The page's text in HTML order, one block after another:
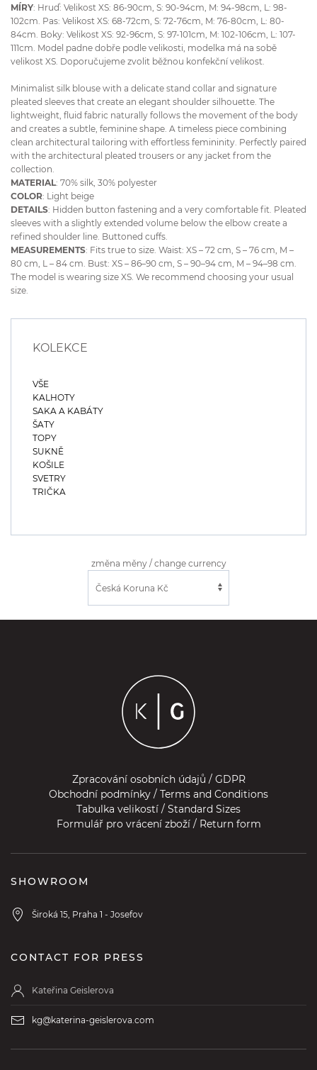
MÍRY: Hruď: Velikost XS: 86-90cm, S: 90-94cm, M: 94-98cm, L: 98-
102cm. Pas: Velikost XS: 68-72cm, S: 72-76cm, M: 76-80cm, L: 80-
84cm. Boky: Velikost XS: 92-96cm, S: 97-101cm, M: 102-106cm, L: 107-
111cm. Model padne dobře podle velikosti, modelka má na sobě
velikost XS. Doporučujeme zvolit běžnou konfekční velikost.
Minimalist silk blouse with a delicate stand collar and signature
pleated sleeves that create an elegant shoulder silhouette. The
lightweight, fluid fabric naturally follows the movement of the body
and creates a subtle, feminine shape. A timeless piece combining
clean architectural tailoring with effortless femininity. Perfectly paired
with the architectural pleated trousers or any jacket from the
collection.
MATERIAL: 70% silk, 30% polyester
COLOR: Light beige
DETAILS: Hidden button fastening and a very comfortable fit. Pleated
sleeves with a slightly extended volume below the elbow create a
refined shoulder line. Buttoned cuffs.
MEASUREMENTS: Fits true to size. Waist: XS – 72 cm, S – 76 cm, M –
80 cm, L – 84 cm. Bust: XS – 86–90 cm, S – 90–94 cm, M – 94–98 cm.
The model is wearing size XS. We recommend choosing your usual
size.
KOLEKCE
VŠE
KALHOTY
SAKA A KABÁTY
ŠATY
TOPY
SUKNĚ
KOŠILE
SVETRY
TRIČKA
změna měny / change currency
Zpracování osobních údajů / GDPR
Obchodní podmínky / Terms and Conditions
Tabulka velikostí / Standard Sizes
Formulář pro vrácení zboží / Return form
SHOWROOM
Široká 15, Praha 1 - Josefov
CONTACT FOR PRESS
Kateřina Geislerova
kg@katerina-geislerova.com